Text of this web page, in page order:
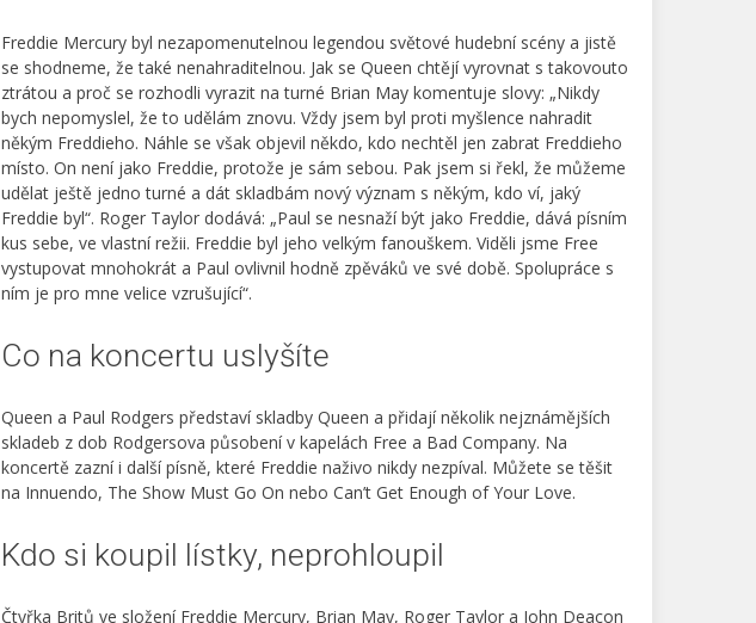
Freddie Mercury byl nezapomenutelnou legendou světové hudební scény a jistě
se shodneme, že také nenahraditelnou. Jak se Queen chtějí vyrovnat s takovouto
ztrátou a proč se rozhodli vyrazit na turné Brian May komentuje slovy: „Nikdy
bych nepomyslel, že to udělám znovu. Vždy jsem byl proti myšlence nahradit
někým Freddieho. Náhle se však objevil někdo, kdo nechtěl jen zabrat Freddieho
místo. On není jako Freddie, protože je sám sebou. Pak jsem si řekl, že můžeme
udělat ještě jedno turné a dát skladbám nový význam s někým, kdo ví, jaký
Freddie byl“. Roger Taylor dodává: „Paul se nesnaží být jako Freddie, dává písním
kus sebe, ve vlastní režii. Freddie byl jeho velkým fanouškem. Viděli jsme Free
vystupovat mnohokrát a Paul ovlivnil hodně zpěváků ve své době. Spolupráce s
ním je pro mne velice vzrušující“.
Co na koncertu uslyšíte
Queen a Paul Rodgers představí skladby Queen a přidají několik nejznámějších
skladeb z dob Rodgersova působení v kapelách Free a Bad Company. Na
koncertě zazní i další písně, které Freddie naživo nikdy nezpíval. Můžete se těšit
na Innuendo, The Show Must Go On nebo Can’t Get Enough of Your Love.
Kdo si koupil lístky, neprohloupil
Čtyřka Britů ve složení Freddie Mercury, Brian May, Roger Taylor a John Deacon